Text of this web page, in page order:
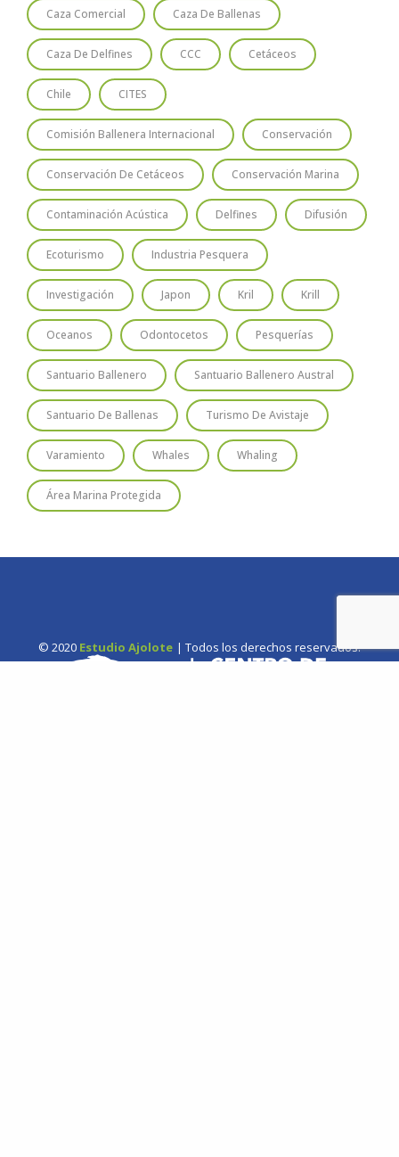
Caza Comercial Caza De Ballenas
Caza De Delfines CCC Cetáceos
Chile CITES
Comisión Ballenera Internacional Conservación
Conservación De Cetáceos Conservación Marina
Contaminación Acústica Delfines Difusión
Ecoturismo Industria Pesquera
Investigación Japon Kril Krill
Oceanos Odontocetos Pesquerías
Santuario Ballenero Santuario Ballenero Austral
Santuario De Ballenas Turismo De Avistaje
Varamiento Whales Whaling
Área Marina Protegida
© 2020 Estudio Ajolote | Todos los derechos reservados.